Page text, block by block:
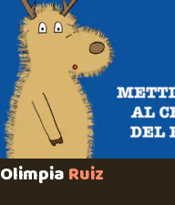
OlimpiaRuiz